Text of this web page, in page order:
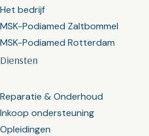
Diensten
Reparatie & Onderhoud
Inkoop ondersteuning
Opleidingen
Het bedrijf
MSK-Podiamed Zaltbommel
MSK-Podiamed Rotterdam